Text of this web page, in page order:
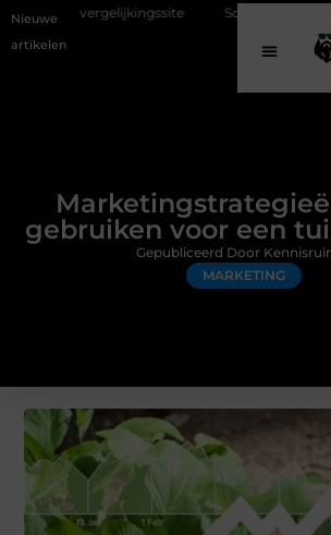
Nieuwe
artikelen
Schenking aan een goed doel:
gebruiken voor een
MARKETING
Gepubliceerd Door